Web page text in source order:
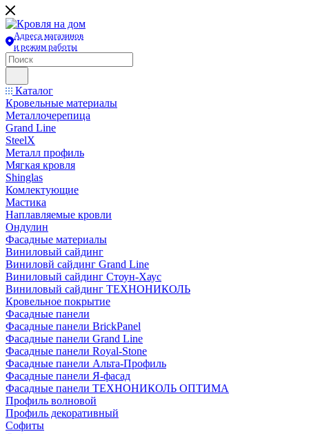
Адреса магазинов
и режим работы
Каталог
Кровельные материалы
Металлочерепица
Grand Line
SteelX
Металл профиль
Мягкая кровля
Shinglas
Комлектующие
Мастика
Наплавляемые кровли
Ондулин
Фасадные материалы
Виниловый сайдинг
Виниловй сайдинг Grand Line
Виниловый сайдинг Стоун-Хаус
Виниловый сайдинг ТЕХНОНИКОЛЬ
Кровельное покрытие
Фасадные панели
Фасадные панели BrickPanel
Фасадные панели Grand Line
Фасадные панели Royal-Stone
Фасадные панели Альта-Профиль
Фасадные панели Я-фасад
Фасадные панели ТЕХНОНИКОЛЬ ОПТИМА
Профиль волновой
Профиль декоративный
Софиты